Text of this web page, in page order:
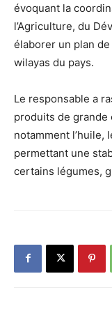
évoquant la
l’Agriculture, du
élaborer un plan
wilayas du pays.
Le responsable a
produits de grande
notamment l’huile,
permettant une
certains légumes,